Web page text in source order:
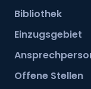
Bibliothek
Einzugsgebiet
Offene Stellen